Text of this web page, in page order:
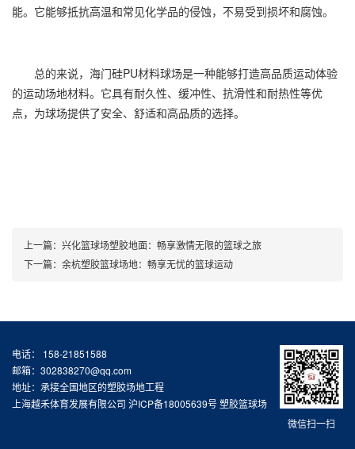
能。它能够抵抗高温和常见化学品的侵蚀，不易受到损坏和腐蚀。
总的来说，海门硅PU材料球场是一种能够打造高品质运动体验
的运动场地材料。它具有耐久性、缓冲性、抗滑性和耐热性等优
点，为球场提供了安全、舒适和高品质的选择。
上一篇： 兴化篮球场塑胶地面：畅享激情无限的篮球之旅
下一篇： 余杭塑胶篮球场地：畅享无忧的篮球运动
微信扫一扫
电话： 158-21851588
邮箱：302838270@qq.com
地址：承接全国地区的塑胶场地工程
上海越禾体育发展有限公司 沪ICP备18005639号塑胶篮球场